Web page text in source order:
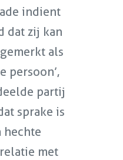
indient
dat zij kan
als
persoon’,
partij
sprake is
hechte
met